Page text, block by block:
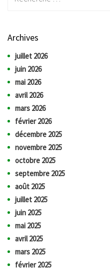
Archives
juillet 2026
juin 2026
mai 2026
avril 2026
mars 2026
février 2026
décembre 2025
novembre 2025
octobre 2025
septembre 2025
août 2025
juillet 2025
juin 2025
mai 2025
avril 2025
mars 2025
février 2025